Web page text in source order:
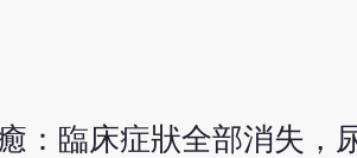
：臨床症狀全部消失，